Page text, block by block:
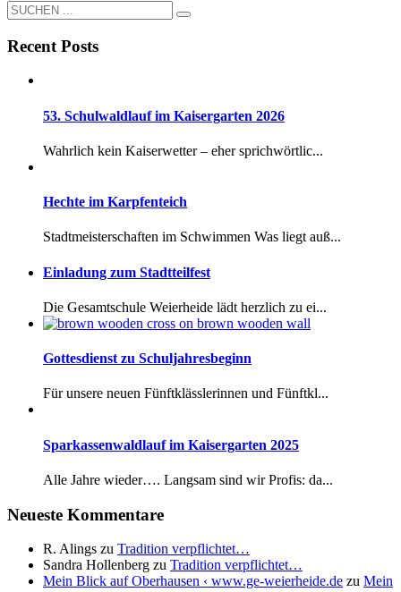
Recent Posts
53. Schulwaldlauf im Kaisergarten 2026
Wahrlich kein Kaiserwetter – eher sprichwörtlic...
Hechte im Karpfenteich
Stadtmeisterschaften im Schwimmen Was liegt auß...
Einladung zum Stadtteilfest
Die Gesamtschule Weierheide lädt herzlich zu ei...
Gottesdienst zu Schuljahresbeginn
Für unsere neuen Fünftklässlerinnen und Fünftkl...
Sparkassenwaldlauf im Kaisergarten 2025
Alle Jahre wieder…. Langsam sind wir Profis: da...
Neueste Kommentare
R. Alings zu Tradition verpflichtet…
Sandra Hollenberg zu Tradition verpflichtet…
Mein Blick auf Oberhausen ‹ www.ge-weierheide.de zu Mein